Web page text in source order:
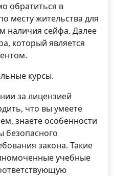
обратиться в
месту жительства для
наличия сейфа. Далее
который является
курсы.
за лицензией
что вы умеете
знаете особенности
безопасного
закона. Такие
учебные